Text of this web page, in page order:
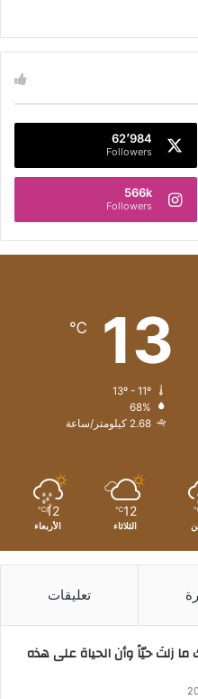
62٬984
Followers
566k
Followers
13
℃
68%
2.68 كيلومتر/ساعة
12
℃
الثلاثاء
12
℃
الأربعاء
تعليقات
ما زلتَ حيّاً وأن الحياة على هذه